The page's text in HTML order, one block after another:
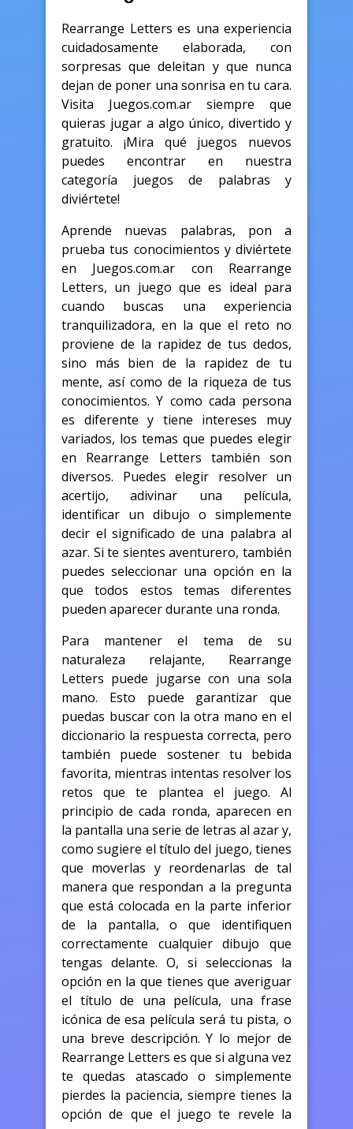
Rearrange Letters es una experiencia
cuidadosamente elaborada, con
sorpresas que deleitan y que nunca
dejan de poner una sonrisa en tu cara.
Visita Juegos.com.ar siempre que
quieras jugar a algo único, divertido y
gratuito. ¡Mira qué juegos nuevos
puedes encontrar en nuestra
categoría juegos de palabras y
diviértete!
Aprende nuevas palabras, pon a
prueba tus conocimientos y diviértete
en Juegos.com.ar con Rearrange
Letters, un juego que es ideal para
cuando buscas una experiencia
tranquilizadora, en la que el reto no
proviene de la rapidez de tus dedos,
sino más bien de la rapidez de tu
mente, así como de la riqueza de tus
conocimientos. Y como cada persona
es diferente y tiene intereses muy
variados, los temas que puedes elegir
en Rearrange Letters también son
diversos. Puedes elegir resolver un
acertijo, adivinar una película,
identificar un dibujo o simplemente
decir el significado de una palabra al
azar. Si te sientes aventurero, también
puedes seleccionar una opción en la
que todos estos temas diferentes
pueden aparecer durante una ronda.
Para mantener el tema de su
naturaleza relajante, Rearrange
Letters puede jugarse con una sola
mano. Esto puede garantizar que
puedas buscar con la otra mano en el
diccionario la respuesta correcta, pero
también puede sostener tu bebida
favorita, mientras intentas resolver los
retos que te plantea el juego. Al
principio de cada ronda, aparecen en
la pantalla una serie de letras al azar y,
como sugiere el título del juego, tienes
que moverlas y reordenarlas de tal
manera que respondan a la pregunta
que está colocada en la parte inferior
de la pantalla, o que identifiquen
correctamente cualquier dibujo que
tengas delante. O, si seleccionas la
opción en la que tienes que averiguar
el título de una película, una frase
icónica de esa película será tu pista, o
una breve descripción. Y lo mejor de
Rearrange Letters es que si alguna vez
te quedas atascado o simplemente
pierdes la paciencia, siempre tienes la
opción de que el juego te revele la